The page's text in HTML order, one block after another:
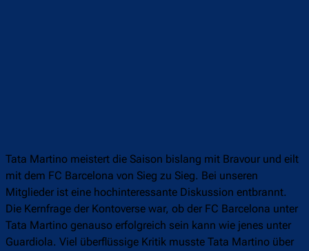
Tata Martino meistert die Saison bislang mit Bravour und eilt
mit dem FC Barcelona von Sieg zu Sieg. Bei unseren
Mitglieder ist eine hochinteressante Diskussion entbrannt.
Die Kernfrage der Kontoverse war, ob der FC Barcelona unter
Tata Martino genauso erfolgreich sein kann wie jenes unter
Guardiola. Viel überflüssige Kritik musste Tata Martino über